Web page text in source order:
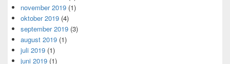
november 2019 (1)
oktober 2019 (4)
september 2019 (3)
august 2019 (1)
juli 2019 (1)
juni 2019 (1)